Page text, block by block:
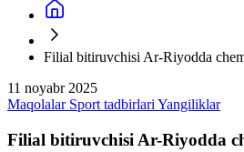
Filial bitiruvchisi Ar-Riyodda
11 noyabr 2025
Maqolalar Sport tadbirlari Yangiliklar
Filial bitiruvchisi Ar-Riyodda